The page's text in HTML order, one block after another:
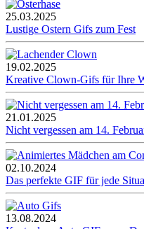
25.03.2025
Lustige Ostern Gifs zum Fest
19.02.2025
Kreative Clown-Gifs für Ihre
21.01.2025
Nicht vergessen am 14.
02.10.2024
Das perfekte GIF für jede
13.08.2024